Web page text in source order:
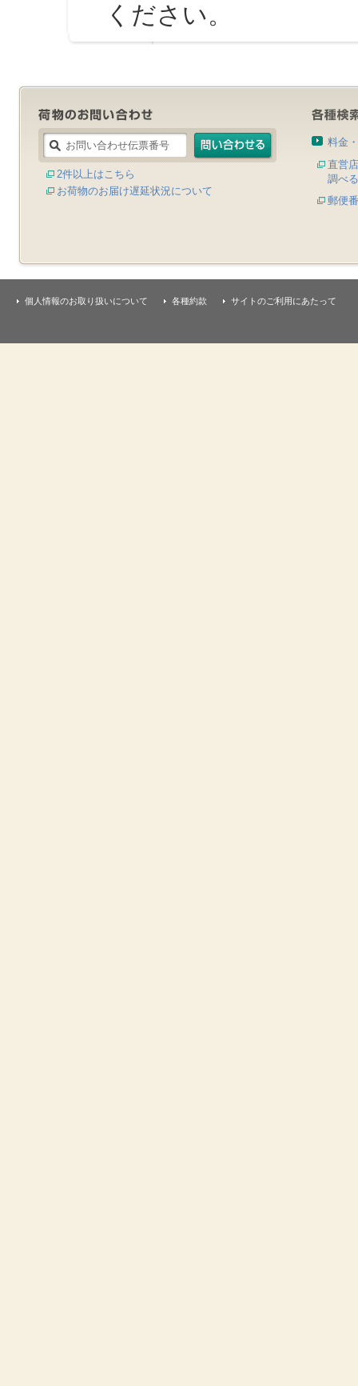
ください。
2件以上はこちら
お荷物のお届け遅延状況について
料金
直営
調べる
郵便
個人情報のお取り扱いについて 各種約款 サイトのご利用にあたって